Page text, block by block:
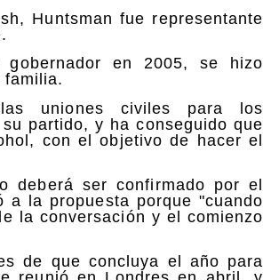
Huntsman fue representante
en 2005, se hizo
uniones civiles para los
partido, y ha conseguido que
con el objetivo de hacer el
deberá ser confirmado por el
a la propuesta porque "cuando
la conversación y el comienzo
de que concluya el año para